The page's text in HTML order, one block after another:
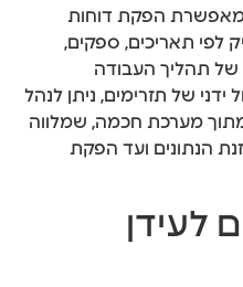
הפקת דוחות
לפי תאריכים, ספקים,
של תהליך העבודה
של תזרימים, ניתן לנהל
מערכת חכמה, שמלווה
הנתונים ועד הפקת
לעידן